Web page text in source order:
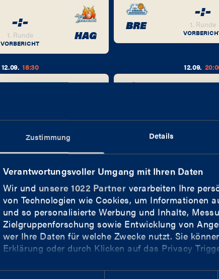
Zustimmung Details
Verantwortungsvoller Umgang mit Ihren Daten
Wir und unsere 1022 Partner verarbeiten Ihre
von Technologien wie Cookies, um Informationen
und so personalisierte Werbung und Inhalte,
Zielgruppenforschung sowie Entwicklung von
wer Ihre Daten für welche Zwecke nutzt. Sie
Erklärung oder durch Klicken auf das Privacy
Wenn Sie es erlauben, würden wir auch gerne:
-:-
1. Runde
VORBERICHT
HAG
BRE
-:-
1. Runde
12.09. 18:30
VORBERICHT
12.09.
-:-
1. Runde
VORBERICHT JEN HDB
-:
1. Runde
IMMER INFORMIERT FOLGE